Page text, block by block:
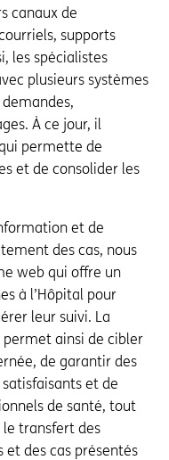
canaux de
supports
les spécialistes
plusieurs systèmes
À ce jour, il
permette de
et de consolider les
et de
des cas, nous
web qui offre un
à l’Hôpital pour
leur suivi. La
ainsi de cibler
de garantir des
et de
de santé, tout
transfert des
et des cas présentés